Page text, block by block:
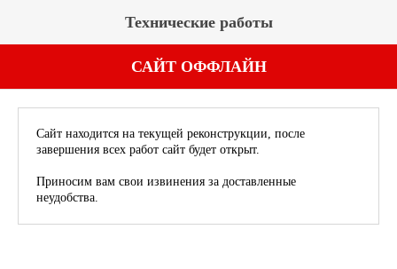
Технические работы
САЙТ ОФФЛАЙН
Сайт находится на текущей реконструкции, после
завершения всех работ сайт будет открыт.
Приносим вам свои извинения за доставленные
неудобства.